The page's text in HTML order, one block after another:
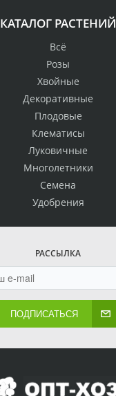
КАТАЛОГ РАСТЕНИЙ
Всё
Розы
Хвойные
Декоративные
Плодовые
Клематисы
Луковичные
Многолетники
Семена
Удобрения
РАССЫЛКА
ПОДПИСАТЬСЯ